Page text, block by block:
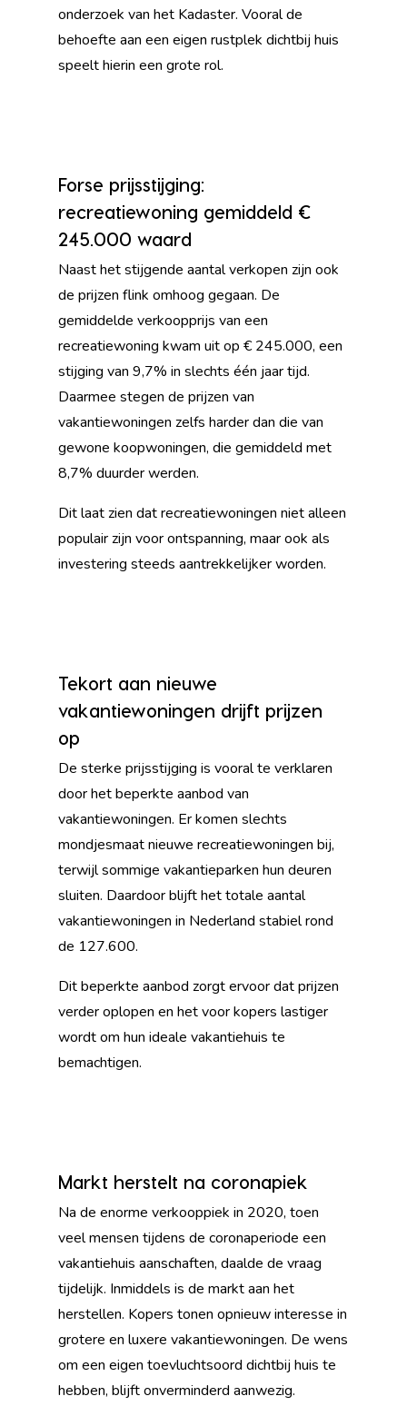
onderzoek van het Kadaster. Vooral de
behoefte aan een eigen rustplek dichtbij huis
speelt hierin een grote rol.
Forse prijsstijging:
recreatiewoning gemiddeld €
245.000 waard
Naast het stijgende aantal verkopen zijn ook
de prijzen flink omhoog gegaan. De
gemiddelde verkoopprijs van een
recreatiewoning kwam uit op € 245.000, een
stijging van 9,7% in slechts één jaar tijd.
Daarmee stegen de prijzen van
vakantiewoningen zelfs harder dan die van
gewone koopwoningen, die gemiddeld met
8,7% duurder werden.
Dit laat zien dat recreatiewoningen niet alleen
populair zijn voor ontspanning, maar ook als
investering steeds aantrekkelijker worden.
Tekort aan nieuwe
vakantiewoningen drijft prijzen
op
De sterke prijsstijging is vooral te verklaren
door het beperkte aanbod van
vakantiewoningen. Er komen slechts
mondjesmaat nieuwe recreatiewoningen bij,
terwijl sommige vakantieparken hun deuren
sluiten. Daardoor blijft het totale aantal
vakantiewoningen in Nederland stabiel rond
de 127.600.
Dit beperkte aanbod zorgt ervoor dat prijzen
verder oplopen en het voor kopers lastiger
wordt om hun ideale vakantiehuis te
bemachtigen.
Markt herstelt na coronapiek
Na de enorme verkooppiek in 2020, toen
veel mensen tijdens de coronaperiode een
vakantiehuis aanschaften, daalde de vraag
tijdelijk. Inmiddels is de markt aan het
herstellen. Kopers tonen opnieuw interesse in
grotere en luxere vakantiewoningen. De wens
om een eigen toevluchtsoord dichtbij huis te
hebben, blijft onverminderd aanwezig.